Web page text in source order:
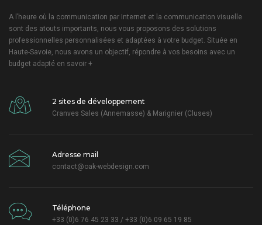
A l’heure où la communication par Internet et la communication visuelle
sont des atouts importants, nous vous proposons des solutions
professionnelles personnalisées et adaptées à votre budget. Située en
Haute-Savoie, nous avons un objectif, répondre à vos besoins avec un
budget adapté en savoir +
2 sites de développement
Cranves Sales (Annemasse) & Marignier (Cluses)
Adresse mail
contact@oak-webdesign.com
Téléphone
+33 (0)6 76 45 23 33 / +33 (0)6 09 65 19 85